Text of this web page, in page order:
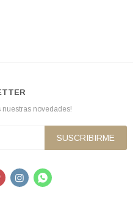
nuestras novedades!
SUSCRIBIRME
 